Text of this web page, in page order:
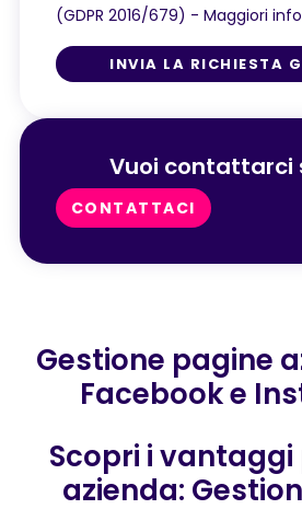
(GDPR 2016/679) - Maggiori
INVIA LA RICHIESTA
Vuoi contattarci
CONTATTACI
Gestione pagine
Facebook e
Scopri i
azienda: